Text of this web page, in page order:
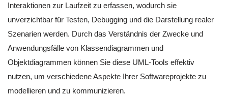
Interaktionen zur Laufzeit zu erfassen, wodurch sie
unverzichtbar für Testen, Debugging und die Darstellung realer
Szenarien werden. Durch das Verständnis der Zwecke und
Anwendungsfälle von Klassendiagrammen und
Objektdiagrammen können Sie diese UML-Tools effektiv
nutzen, um verschiedene Aspekte Ihrer Softwareprojekte zu
modellieren und zu kommunizieren.